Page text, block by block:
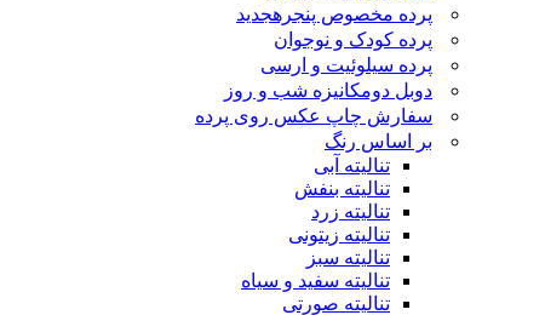
پرده مخصوص پنجرهجدید
پرده کودک و نوجوان
پرده سیلوئیت و ارسی
دوبل دومکانیزه شب و روز
سفارش چاپ عکس روی پرده
بر اساس رنگ
تنالیته آبی
تنالیته بنفش
تنالیته زرد
تنالیته زیتونی
تنالیته سبز
تنالیته سفید و سیاه
تنالیته صورتی